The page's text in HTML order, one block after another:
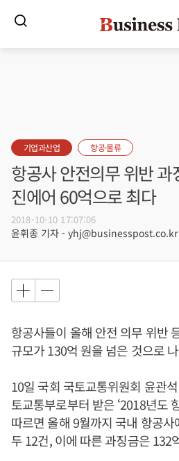
기업과산업 항공·물류
항공사 안전의무 위반
진에어 60억으로 최다
2018-10-10 17:07:06
윤휘종 기자 - yhj@businesspost.co.kr
항공사들이 올해 안전 의무 위반
규모가 130억 원을 넘은 것으로
10일 국회 국토교통위원회 윤관
토교통부로부터 받은 ‘2018년도
따르면 올해 9월까지 국내 항공
두 12건, 이에 따른 과징금은 132